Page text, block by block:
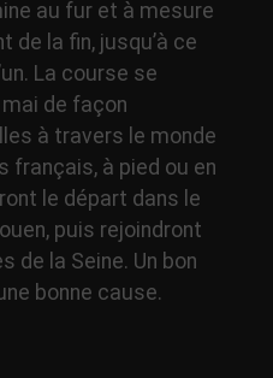
au fur et à mesure
de la fin, jusqu’à ce
La course se
de façon
à travers le monde
français, à pied ou en
le départ dans le
puis rejoindront
de la Seine. Un bon
bonne cause.